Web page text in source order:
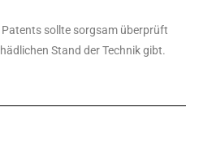
sollte sorgsam überprüft
Stand der Technik gibt.